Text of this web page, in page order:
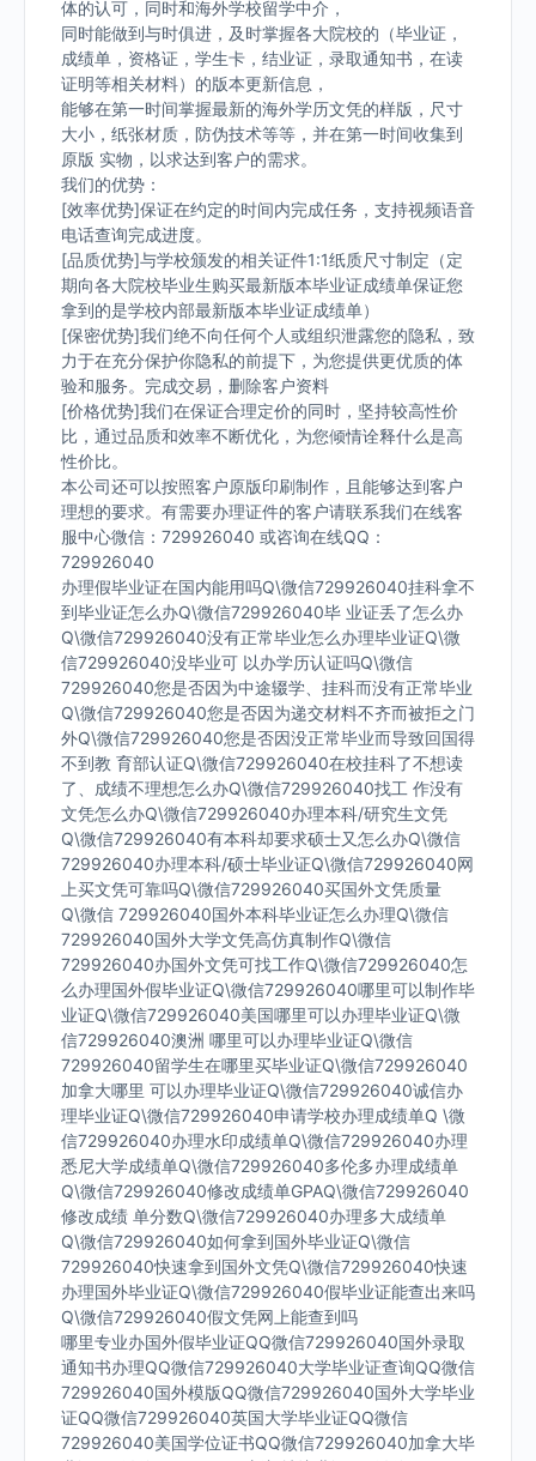
体的认可，同时和海外学校留学中介，
同时能做到与时俱进，及时掌握各大院校的（毕业证，
成绩单，资格证，学生卡，结业证，录取通知书，在读
证明等相关材料）的版本更新信息，
能够在第一时间掌握最新的海外学历文凭的样版，尺寸
大小，纸张材质，防伪技术等等，并在第一时间收集到
原版 实物，以求达到客户的需求。
我们的优势：
[效率优势]保证在约定的时间内完成任务，支持视频语音
电话查询完成进度。
[品质优势]与学校颁发的相关证件1:1纸质尺寸制定（定
期向各大院校毕业生购买最新版本毕业证成绩单保证您
拿到的是学校内部最新版本毕业证成绩单）
[保密优势]我们绝不向任何个人或组织泄露您的隐私，致
力于在充分保护你隐私的前提下，为您提供更优质的体
验和服务。完成交易，删除客户资料
[价格优势]我们在保证合理定价的同时，坚持较高性价
比，通过品质和效率不断优化，为您倾情诠释什么是高
性价比。
本公司还可以按照客户原版印刷制作，且能够达到客户
理想的要求。有需要办理证件的客户请联系我们在线客
服中心微信：729926040 或咨询在线QQ：
729926040
办理假毕业证在国内能用吗Q\微信729926040挂科拿不
到毕业证怎么办Q\微信729926040毕 业证丢了怎么办
Q\微信729926040没有正常毕业怎么办理毕业证Q\微
信729926040没毕业可 以办学历认证吗Q\微信
729926040您是否因为中途辍学、挂科而没有正常毕业
Q\微信729926040您是否因为递交材料不齐而被拒之门
外Q\微信729926040您是否因没正常毕业而导致回国得
不到教 育部认证Q\微信729926040在校挂科了不想读
了、成绩不理想怎么办Q\微信729926040找工 作没有
文凭怎么办Q\微信729926040办理本科/研究生文凭
Q\微信729926040有本科却要求硕士又怎么办Q\微信
729926040办理本科/硕士毕业证Q\微信729926040网
上买文凭可靠吗Q\微信729926040买国外文凭质量
Q\微信 729926040国外本科毕业证怎么办理Q\微信
729926040国外大学文凭高仿真制作Q\微信
729926040办国外文凭可找工作Q\微信729926040怎
么办理国外假毕业证Q\微信729926040哪里可以制作毕
业证Q\微信729926040美国哪里可以办理毕业证Q\微
信729926040澳洲 哪里可以办理毕业证Q\微信
729926040留学生在哪里买毕业证Q\微信729926040
加拿大哪里 可以办理毕业证Q\微信729926040诚信办
理毕业证Q\微信729926040申请学校办理成绩单Q \微
信729926040办理水印成绩单Q\微信729926040办理
悉尼大学成绩单Q\微信729926040多伦多办理成绩单
Q\微信729926040修改成绩单GPAQ\微信729926040
修改成绩 单分数Q\微信729926040办理多大成绩单
Q\微信729926040如何拿到国外毕业证Q\微信
729926040快速拿到国外文凭Q\微信729926040快速
办理国外毕业证Q\微信729926040假毕业证能查出来吗
Q\微信729926040假文凭网上能查到吗
哪里专业办国外假毕业证QQ微信729926040国外录取
通知书办理QQ微信729926040大学毕业证查询QQ微信
729926040国外模版QQ微信729926040国外大学毕业
证QQ微信729926040英国大学毕业证QQ微信
729926040美国学位证书QQ微信729926040加拿大毕